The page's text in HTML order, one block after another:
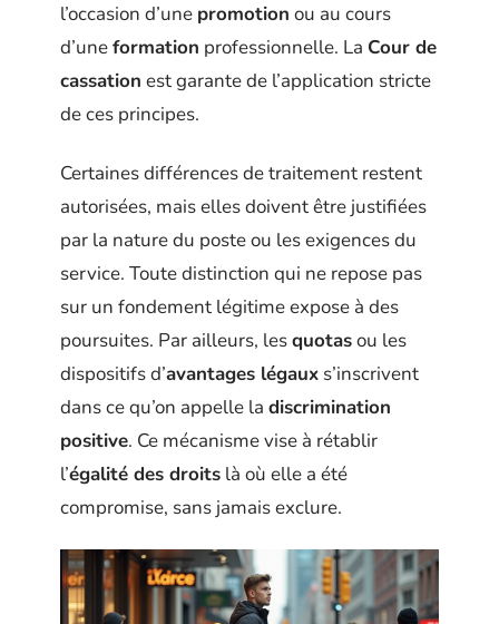
l’occasion d’une promotion ou au cours
d’uneformation professionnelle. La Cour de
cassation est garante de l’application stricte
de ces principes.
Certaines différences de traitement restent
autorisées, mais elles doivent être justifiées
par la nature du poste ou les exigences du
service. Toute distinction qui ne repose pas
sur un fondement légitime expose à des
poursuites. Par ailleurs, lesquotasou les
dispositifs d’avantages légaux s’inscrivent
dans ce qu’on appelle la discrimination
positive. Ce mécanisme vise à rétablir
l’égalité des droits là où elle a été
compromise, sans jamais exclure.